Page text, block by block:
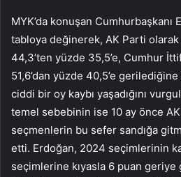
MYK’da konuşan
tabloya değinerek, AK Parti olarak
44,3’ten yüzde 35,5’e, Cumhur
51,6’dan yüzde 40,5’e
ciddi bir oy kaybı yaşadığını
temel sebebinin ise 10 ay önce
seçmenlerin bu sefer sandığa
etti. Erdoğan, 2024 seçimlerinin
seçimlerine kıyasla 6 puan geriye